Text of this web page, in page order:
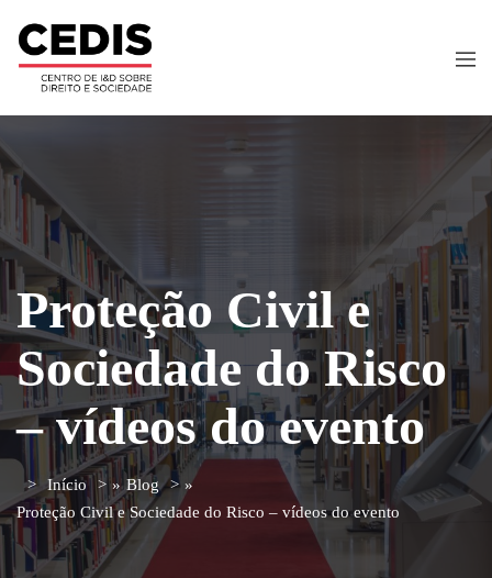
Proteção Civil e
Sociedade do Risco
– vídeos do evento
Início » Blog
»
Proteção Civil e Sociedade do Risco – vídeos do evento